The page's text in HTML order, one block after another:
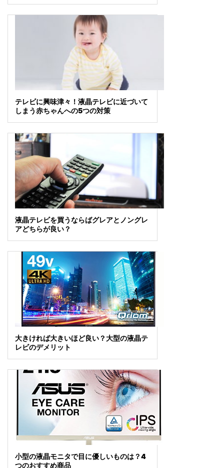
テレビに興味津々！液晶テレビに近づいて
しまう赤ちゃんへの5つの対策
液晶テレビを買うならばグレアとノングレ
アどちらが良い？
大きければ大きいほど良い？大型の液晶テ
レビのデメリット
小型の液晶モニタで目に優しいものは？4
つのおすすめ商品